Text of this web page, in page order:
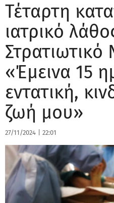
Τέταρτη
ιατρικό
«Έμεινα 15
εντατική,
ζωή μου»
27/11/2024 22:01